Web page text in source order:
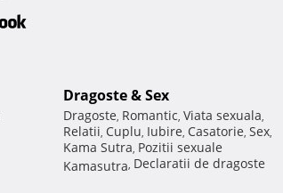
Dragoste & Sex
Dragoste, Romantic, Viata sexuala,
Relatii, Cuplu, Iubire, Casatorie, Sex,
Kama Sutra, Pozitii sexuale
Kamasutra, Declaratii de dragoste